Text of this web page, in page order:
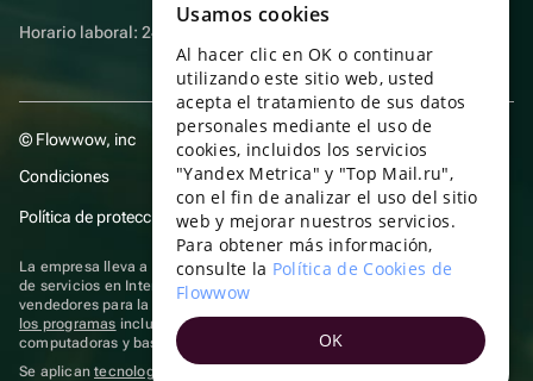
Horario laboral: 24 horas
© Flowwow, inc
Condiciones
Política de protección y privacidad de datos
La empresa lleva a cabo su actividad en el ámbito de las TI: prestación
de servicios en Internet para la publicación de ofertas (anuncios) de
vendedores para la venta de artículos. Acceder a la
los programas incluidos en el registro de programas rusos para
computadoras y bases de datos.
Se aplicantecnologías de recomendación
ENGLISH
UKRAINIAN
PORTUGUESE
SPANISH
HUNGARIAN
ITALIAN
Usamos cookies
Al hacer clic en OK o continuar
utilizando este sitio web, usted
acepta el tratamiento de sus datos
personales mediante el uso de
cookies, incluidos los servicios
"Yandex Metrica" y "Top Mail.ru",
con el fin de analizar el uso del sitio
web y mejorar nuestros servicios.
Para obtener más información,
consulte la Política de Cookies de
Flowwow
OK